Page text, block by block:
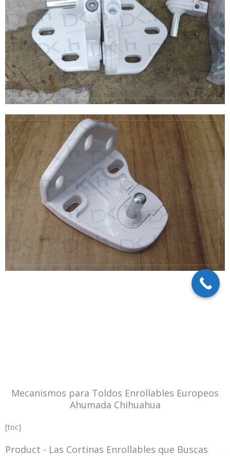
Mecanismos para Toldos Enrollables Europeos
Ahumada Chihuahua
[toc]
Product - Las Cortinas Enrollables que Buscas